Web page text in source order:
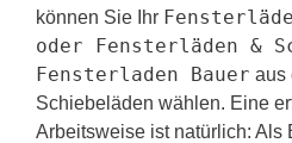
können Sie Ihr
oder Fensterläden &
Fensterladen Bauer aus
Schiebeläden wählen. Eine
Arbeitsweise ist natürlich: Als